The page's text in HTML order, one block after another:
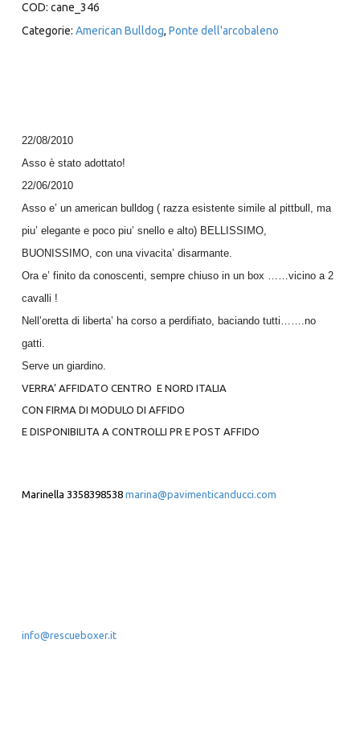
COD: cane_346
Categorie: American Bulldog, Ponte dell'arcobaleno
22/08/2010
Asso è stato adottato!
22/06/2010
Asso e’ un american bulldog ( razza esistente simile al pittbull, ma
piu’ elegante e poco piu’ snello e alto) BELLISSIMO,
BUONISSIMO, con una vivacita’ disarmante.
Ora e’ finito da conoscenti, sempre chiuso in un box ……vicino a 2
cavalli !
Nell’oretta di liberta’ ha corso a perdifiato, baciando tutti…….no
gatti.
Serve un giardino.
VERRA’ AFFIDATO CENTRO E NORD ITALIA
CON FIRMA DI MODULO DI AFFIDO
E DISPONIBILITA A CONTROLLI PR E POST AFFIDO
Marinella 3358398538 marina@pavimenticanducci.com
info@rescueboxer.it